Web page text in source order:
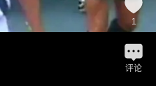
1
评论